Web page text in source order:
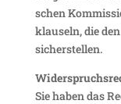
schen
klau­seln, die
sicherstellen.
Sie haben das